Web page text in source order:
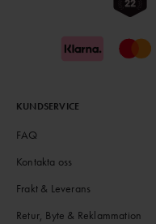
KUNDSERVICE
FAQ
Kontakta oss
Frakt & Leverans
Retur, Byte & Reklammation